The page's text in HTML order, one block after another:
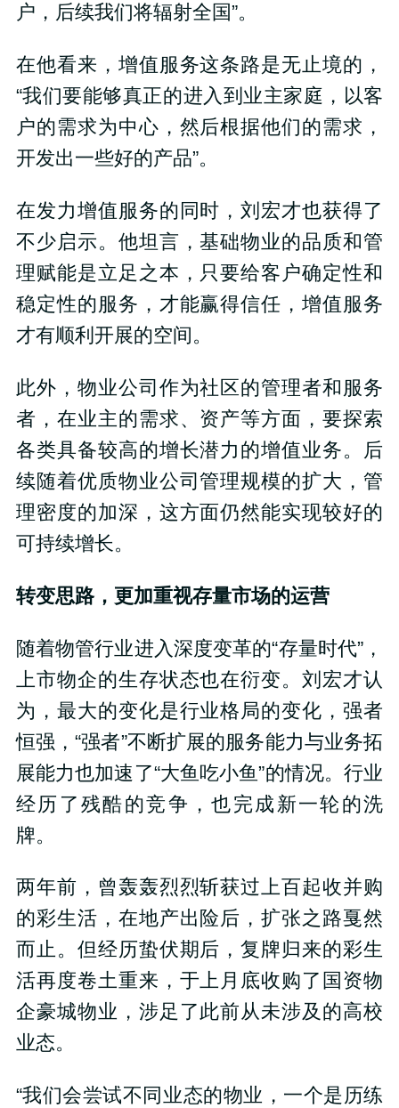
户，后续我们将辐射全国”。
在他看来，增值服务这条路是无止境的，
“我们要能够真正的进入到业主家庭，以客
户的需求为中心，然后根据他们的需求，
开发出一些好的产品”。
在发力增值服务的同时，刘宏才也获得了
不少启示。他坦言，基础物业的品质和管
理赋能是立足之本，只要给客户确定性和
稳定性的服务，才能赢得信任，增值服务
才有顺利开展的空间。
此外，物业公司作为社区的管理者和服务
者，在业主的需求、资产等方面，要探索
各类具备较高的增长潜力的增值业务。后
续随着优质物业公司管理规模的扩大，管
理密度的加深，这方面仍然能实现较好的
可持续增长。
转变思路，更加重视存量市场的运营
随着物管行业进入深度变革的“存量时代”，
上市物企的生存状态也在衍变。刘宏才认
为，最大的变化是行业格局的变化，强者
恒强，“强者”不断扩展的服务能力与业务拓
展能力也加速了“大鱼吃小鱼”的情况。行业
经历了残酷的竞争，也完成新一轮的洗
牌。
两年前，曾轰轰烈烈斩获过上百起收并购
的彩生活，在地产出险后，扩张之路戛然
而止。但经历蛰伏期后，复牌归来的彩生
活再度卷土重来，于上月底收购了国资物
企豪城物业，涉足了此前从未涉及的高校
业态。
“我们会尝试不同业态的物业，一个是历练